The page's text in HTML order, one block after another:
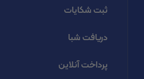
ثبت شكايات
دریافت شبا
پرداخت آنلاین